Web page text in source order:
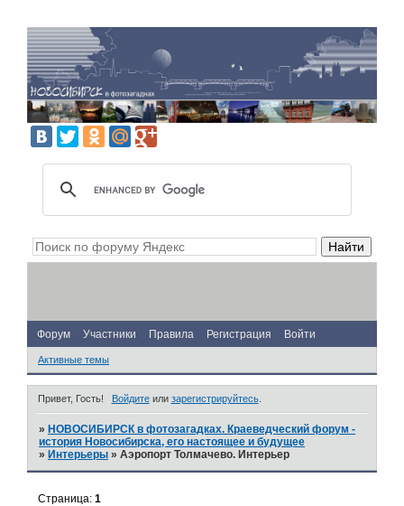
Форум Участники Правила Регистрация Войти
Активные темы
Привет, Гость! Войдитеили зарегистрируйтесь.
» НОВОСИБИРСК в фотозагадках. Краеведческий форум -
история Новосибирска, его настоящее и будущее
» Интерьеры »Аэропорт Толмачево. Интерьер
Страница:1